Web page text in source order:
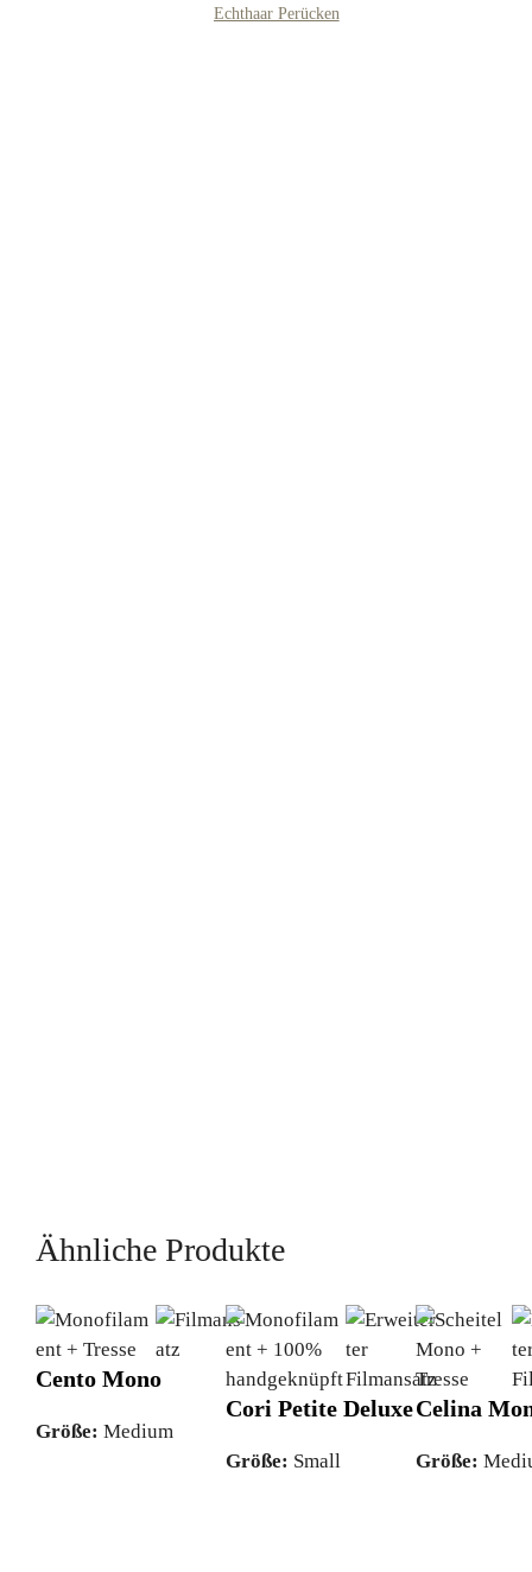
Echthaar Perücken
Ähnliche Produkte
Cento Mono
Größe: Medium
Cori Petite Deluxe
Größe: Small
Celina
Größe: